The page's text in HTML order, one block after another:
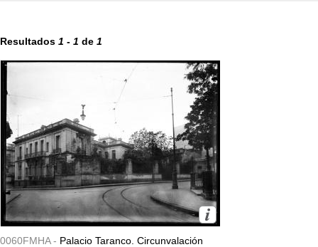
Resultados 1 - 1 de 1
0060FMHA - Palacio Taranco. Circunvalación